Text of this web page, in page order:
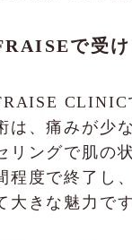
で受
CLINIC
は、痛みが少
リングで肌の
程度で終了し
大きな魅力です